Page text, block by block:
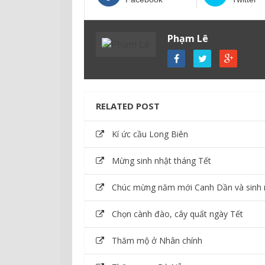
Phạm Lê
RELATED POST
Kí ức cầu Long Biên
Mừng sinh nhật tháng Tết
Chúc mừng năm mới Canh Dần và sinh
Chọn cành đào, cây quất ngày Tết
Thăm mộ ở Nhân chính